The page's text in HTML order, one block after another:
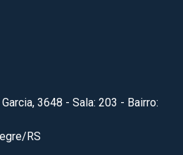
3648 - Sala: 203 - Bairro:
RS